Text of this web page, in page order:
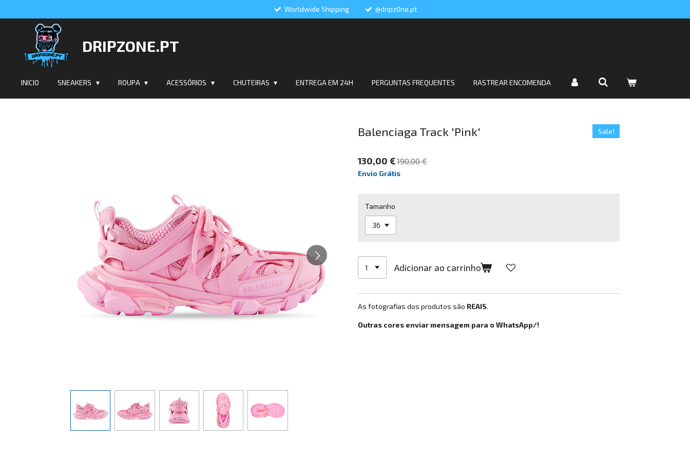
conteúdo
principal
Worldwide Shipping @dripz0ne.pt
DRIPZONE.PT
INICIO SNEAKERS ROUPA ACESSÓRIOS CHUTEIRAS ENTREGA EM 24H PERGUNTAS FREQUENTES RASTREAR ENCOMENDA
Balenciaga Track 'Pink' Sale!
130,00 €190,00 €
Envio Grátis
Tamanho
Adicionar ao carrinho
As fotografias dos produtos são REAIS.
Outras cores enviar mensagem para o WhatsApp/!